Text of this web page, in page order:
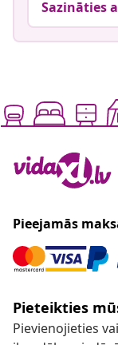
Sazināties
Pieejamās
Pieteikties
Pievienojieties